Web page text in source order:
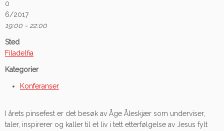
0
6/2017
19:00 - 22:00
Sted
Filadelfia
Kategorier
Konferanser
I årets pinsefest er det besøk av Åge Åleskjær som underviser,
taler, inspirerer og kaller til et liv i tett etterfølgelse av Jesus fylt